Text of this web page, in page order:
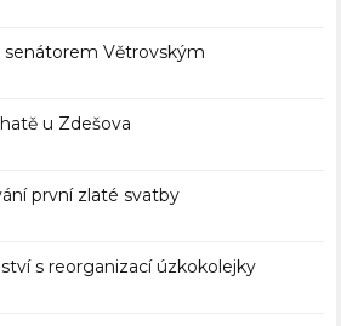
Větrovským
u Zdešova
první zlaté svatby
s reorganizací úzkokolejky